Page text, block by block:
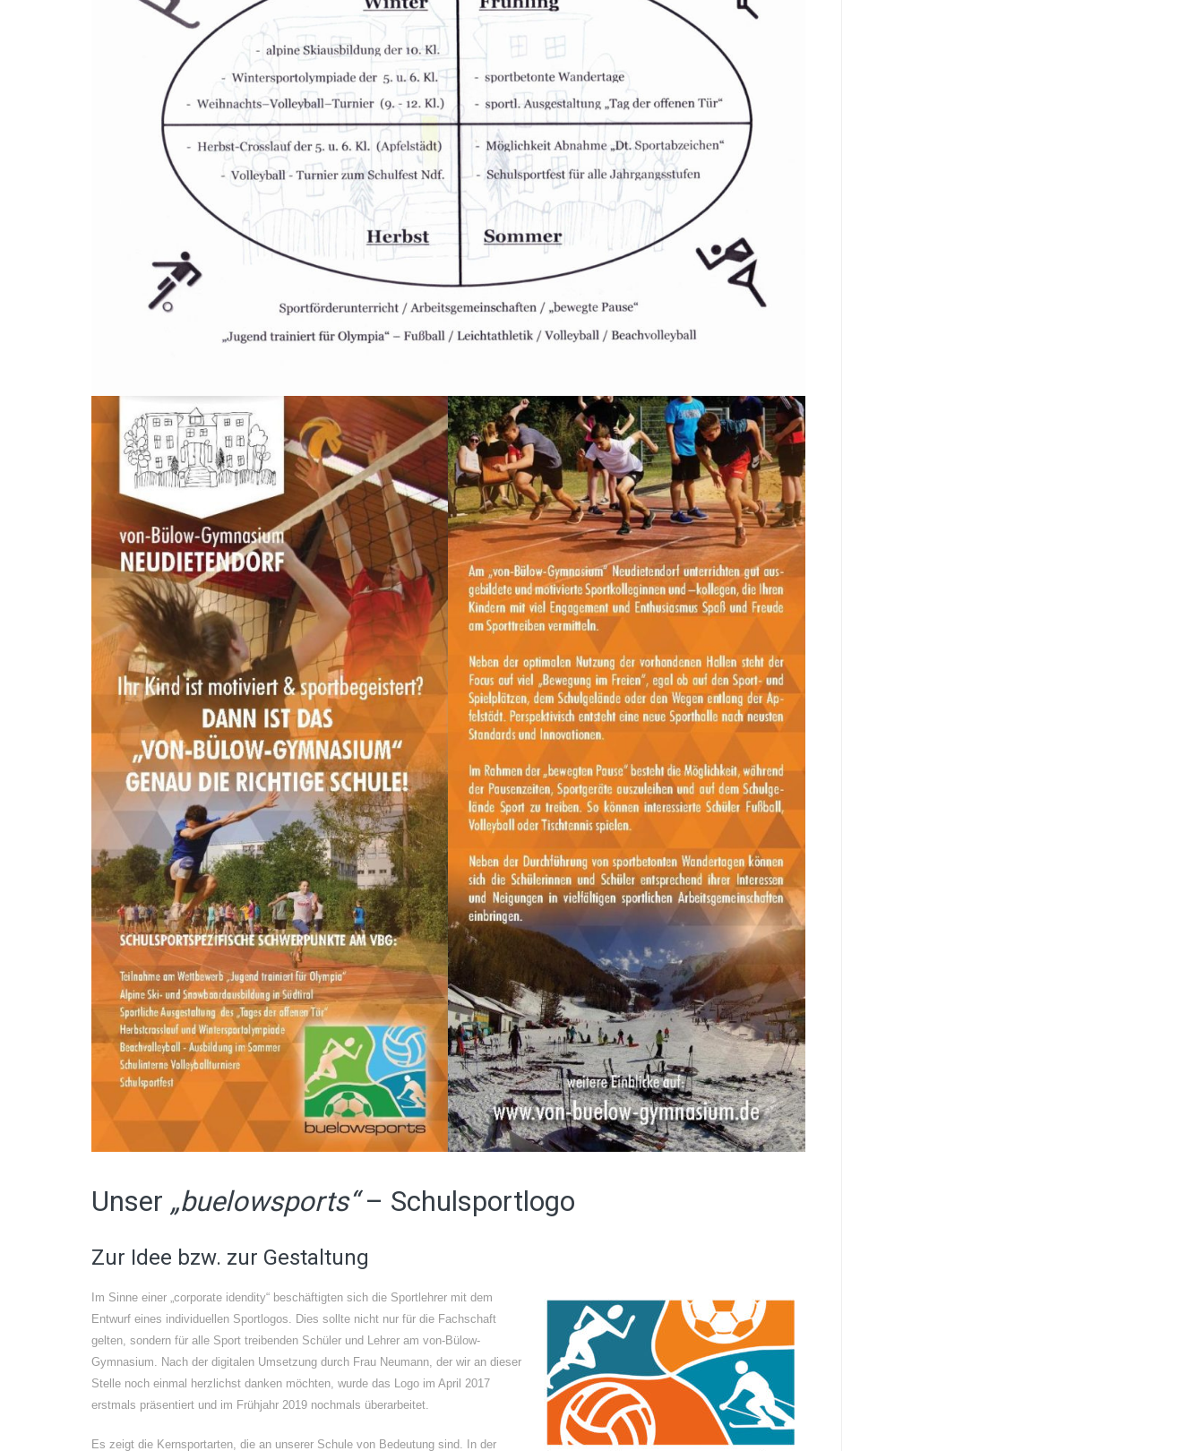
Unser „buelowsports“– Schulsportlogo
Zur Idee bzw. zur Gestaltung
Im Sinne einer „corporate idendity“ beschäftigten sich die Sportlehrer mit dem
Entwurf eines individuellen Sportlogos. Dies sollte nicht nur für die Fachschaft
gelten, sondern für alle Sport treibenden Schüler und Lehrer am von-Bülow-
Gymnasium. Nach der digitalen Umsetzung durch Frau Neumann, der wir an dieser
Stelle noch einmal herzlichst danken möchten, wurde das Logo im April 2017
erstmals präsentiert und im Frühjahr 2019 nochmals überarbeitet.
Es zeigt die Kernsportarten, die an unserer Schule von Bedeutung sind. In der